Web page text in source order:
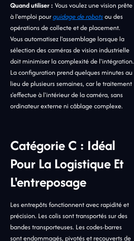
Quand utiliser : Vous voulez une vision prête
à l'emploi pourguidage de robotsou des
opérations de collecte et de placement.
Vous automatisez l'assemblage lorsque la
sélection des caméras de vision industrielle
doit minimiser la complexité de l'intégration.
La configuration prend quelques minutes au
lieu de plusieurs semaines, car le traitement
s'effectue à l'intérieur de la caméra, sans
ordinateur externe ni câblage complexe.
Catégorie C : Idéal
Pour La Logistique Et
L'entreposage
Les entrepôts fonctionnent avec rapidité et
précision. Les colis sont transportés sur des
bandes transporteuses. Les codes-barres
sont endommagés, pivotés et recouverts de